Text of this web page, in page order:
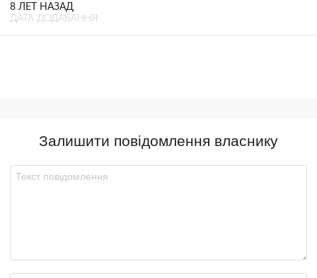
8 ЛЕТ НАЗАД
ДАТА ДОДАВАННЯ
Залишити повідомлення власнику